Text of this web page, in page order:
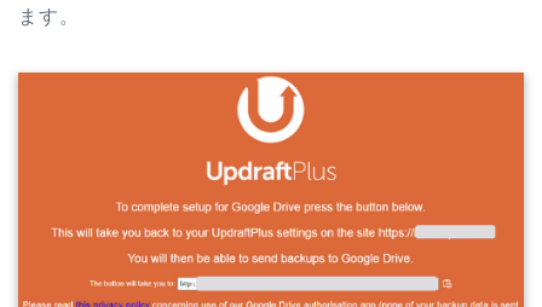
ます。